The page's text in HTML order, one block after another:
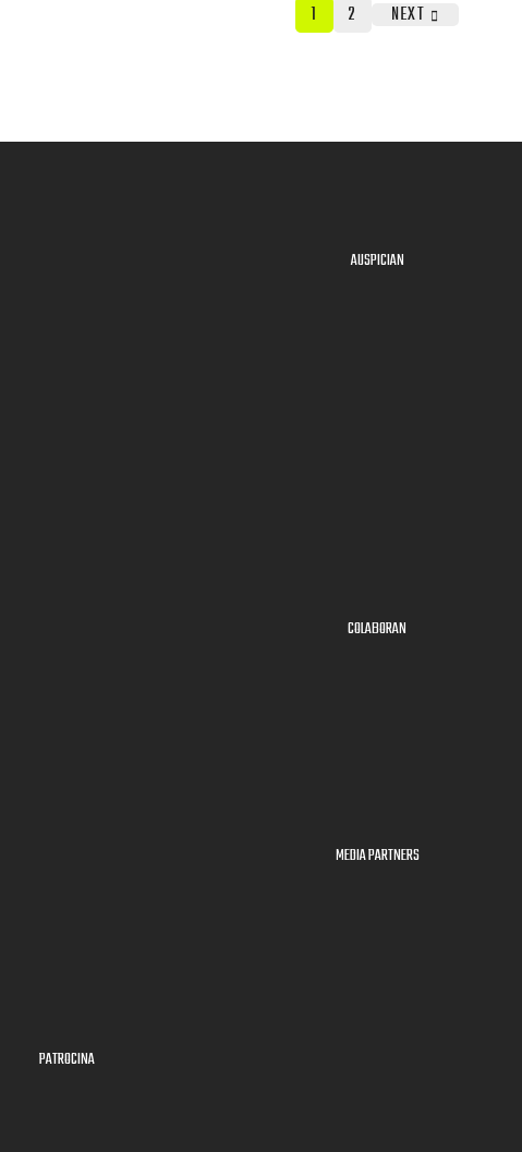
1 2 NEXT
AUSPICIAN
COLABORAN
MEDIA PARTNERS
PATROCINA